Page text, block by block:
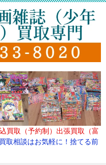
買取（予約制）出張買取（富
取相談はお気軽に！捨てる前